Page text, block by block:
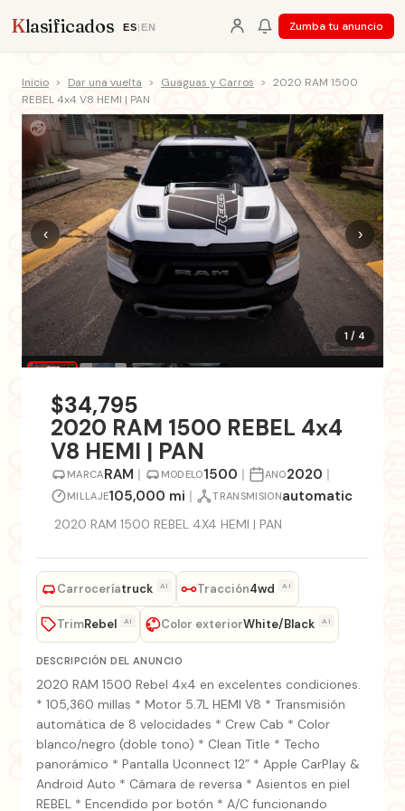
Klasificados ES| EN Zumba tu anuncio
Inicio > Dar una vuelta > Guaguas y Carros > 2020 RAM 1500
REBEL 4x4 V8 HEMI | PAN
1 / 4
‹ ›
$34,795
2020 RAM 1500 REBEL 4x4
V8 HEMI | PAN
MARCARAM | MODELO1500 | ANO2020 |
MILLAJE105,000 mi | TRANSMISIONautomatic
2020 RAM 1500 REBEL 4X4 HEMI | PAN
Carroceríatruck AI Tracción4wd AI
TrimRebel AI Color exteriorWhite/Black AI
DESCRIPCIÓN DEL ANUNCIO
2020 RAM 1500 Rebel 4x4 en excelentes condiciones.
* 105,360 millas * Motor 5.7L HEMI V8 * Transmisión
automática de 8 velocidades * Crew Cab * Color
blanco/negro (doble tono) * Clean Title * Techo
panorámico * Pantalla Uconnect 12” * Apple CarPlay &
Android Auto * Cámara de reversa * Asientos en piel
REBEL * Encendido por botón * A/C funcionando